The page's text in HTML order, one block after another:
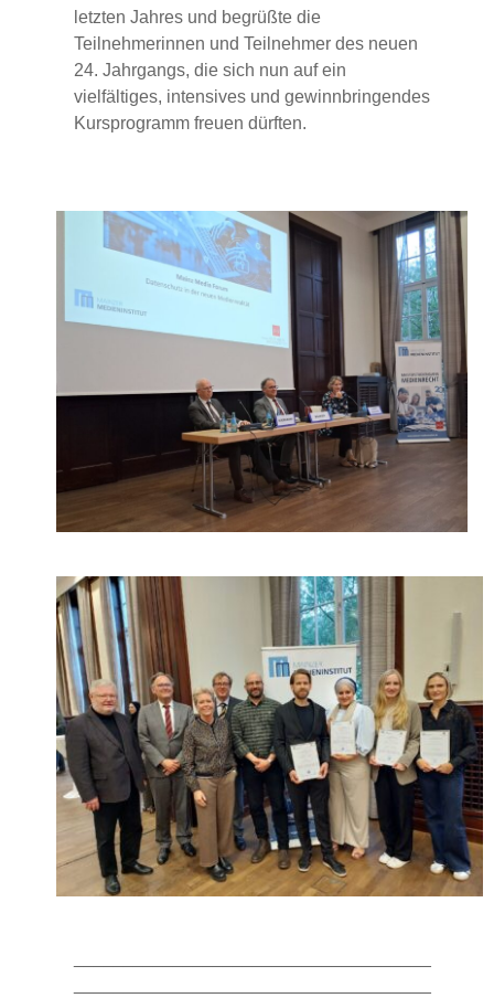
letzten Jahres und begrüßte die
Teilnehmerinnen und Teilnehmer des neuen
24. Jahrgangs, die sich nun auf ein
vielfältiges, intensives und gewinnbringendes
Kursprogramm freuen dürften.